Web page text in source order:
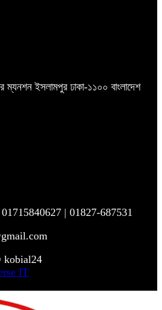
ম্যনশন ইসলামপুর ঢাকা-১১০০ বাংলাদেশ
| 01827-687531
IT